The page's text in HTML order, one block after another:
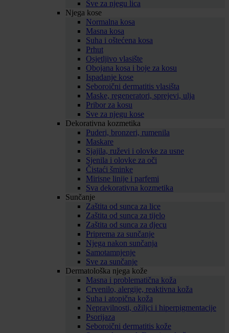
Sve za njegu lica
Njega kose
Normalna kosa
Masna kosa
Suha i oštećena kosa
Prhut
Osjetljivo vlasište
Obojana kosa i boje za kosu
Ispadanje kose
Seboroični dermatitis vlasišta
Maske, regeneratori, sprejevi, ulja
Pribor za kosu
Sve za njegu kose
Dekorativna kozmetika
Puderi, bronzeri, rumenila
Maskare
Sjajila, ruževi i olovke za usne
Sjenila i olovke za oči
Čistaći šminke
Mirisne linije i parfemi
Sva dekorativna kozmetika
Sunčanje
Zaštita od sunca za lice
Zaštita od sunca za tijelo
Zaštita od sunca za djecu
Priprema za sunčanje
Njega nakon sunčanja
Samotamnjenje
Sve za sunčanje
Dermatološka njega kože
Masna i problematična koža
Crvenilo, alergije, reaktivna koža
Suha i atopična koža
Nepravilnosti, ožiljci i hiperpigmentacije
Psorijaza
Seboroični dermatitis kože